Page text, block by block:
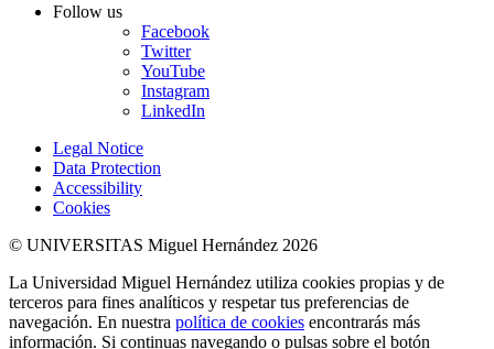
Follow us
Facebook
Twitter
YouTube
Instagram
LinkedIn
Legal Notice
Data Protection
Accessibility
Cookies
© UNIVERSITAS Miguel Hernández 2026
La Universidad Miguel Hernández utiliza cookies propias y de
terceros para fines analíticos y respetar tus preferencias de
navegación. En nuestra política de cookies encontrarás más
información. Si continuas navegando o pulsas sobre el botón